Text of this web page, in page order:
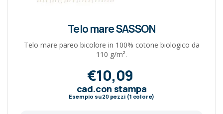
Telo mare SASSON
Telo mare pareo bicolore in 100% cotone biologico da
110 g/m².
€10,09
cad.con stampa
Esempio su20pezzi (1 colore)